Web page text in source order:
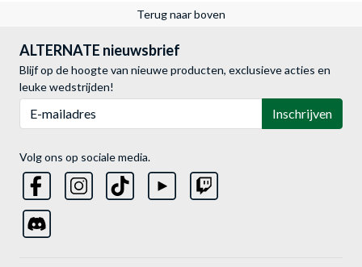
Terug naar boven
ALTERNATE nieuwsbrief
Blijf op de hoogte van nieuwe producten, exclusieve acties en
leuke wedstrijden!
Inschrijven
Volg ons op sociale media.